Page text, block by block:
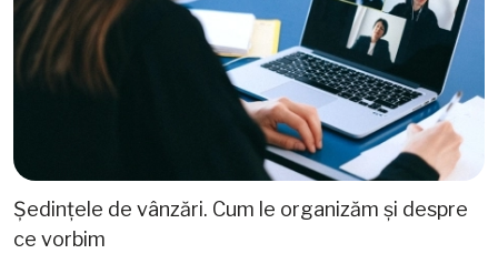
Ședințele de vânzări. Cum le organizăm și despre
ce vorbim